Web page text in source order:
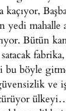
kaçıyor,
yedi mahalle
Bütün
böyle
ve